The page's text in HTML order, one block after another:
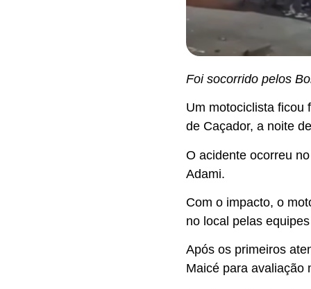
Foi socorrido pelos
Um motociclista ficou
de Caçador, a noite
O acidente ocorreu
Adami.
Com o impacto, o
no local pelas
Após os primeiros
Maicé para avaliação